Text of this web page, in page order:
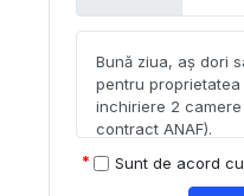
Sunt de acord cu